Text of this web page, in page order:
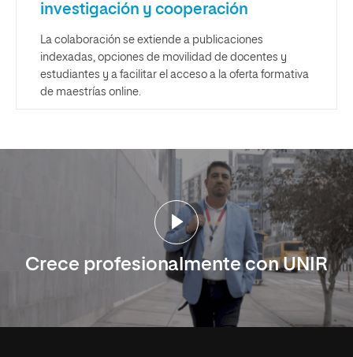
investigación y cooperación
La colaboración se extiende a publicaciones
indexadas, opciones de movilidad de docentes y
estudiantes y a facilitar el acceso a la oferta formativa
de maestrías online.
Crece profesionalmente con UNIR